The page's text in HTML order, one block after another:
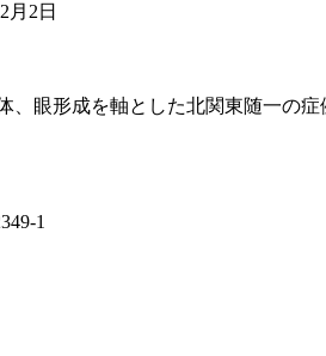
月2日
、眼形成を軸とした北関東随一の
1